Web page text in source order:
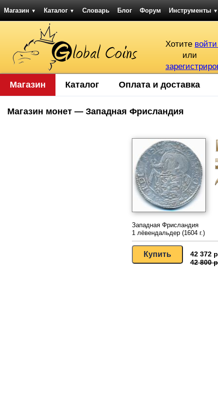
Магазин ▼ Каталог ▼ Словарь Блог Форум Инструменты ▼
Хотите
или
Магазин Каталог Оплата и доставка
Магазин монет — Западная Фрисландия
Западная Фрисландия
1 лёвендальдер (1604 г.)
42 372
42 800